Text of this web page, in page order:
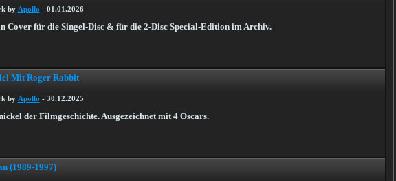
by Apollo - 01.01.2026
Cover für die Singel-Disc & für die 2-Disc Special-Edition im Archiv.
Mit Roger Rabbit
by Apollo - 30.12.2025
der Filmgeschichte. Ausgezeichnet mit 4 Oscars.
(1989-1997)